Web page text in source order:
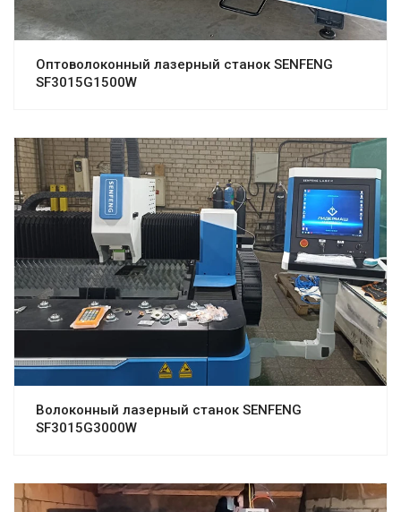
Оптоволоконный лазерный станок SENFENG
SF3015G1500W
Волоконный лазерный станок SENFENG
SF3015G3000W